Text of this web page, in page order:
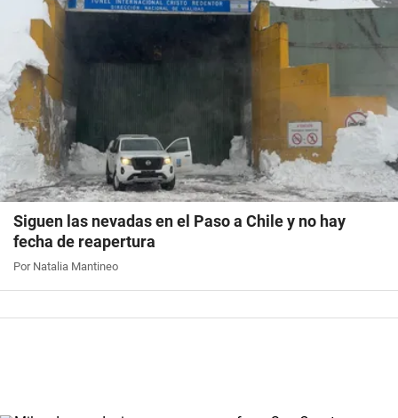
Siguen las nevadas en el Paso a Chile y no hay
fecha de reapertura
Por Natalia Mantineo